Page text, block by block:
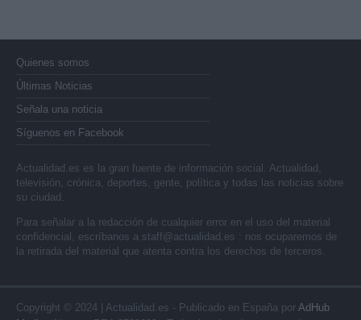
Quienes somos
Últimas Noticias
Señala una noticia
Síguenos en Facebook
Actualidad.es es la gran fuente de información social. Actualidad,
televisión, crónica, deportes, gente, política y todas las noticias sobre
su ciudad.
Para señalar a la redacción de cualquier error en el uso del material
confidencial, escríbanos a staff@actualidad.es : nos ocuparemos de
la retirada del material que atenta contra los derechos de terceros.
Copyright © 2024 | Actualidad.es - Publicado en España por AdHub